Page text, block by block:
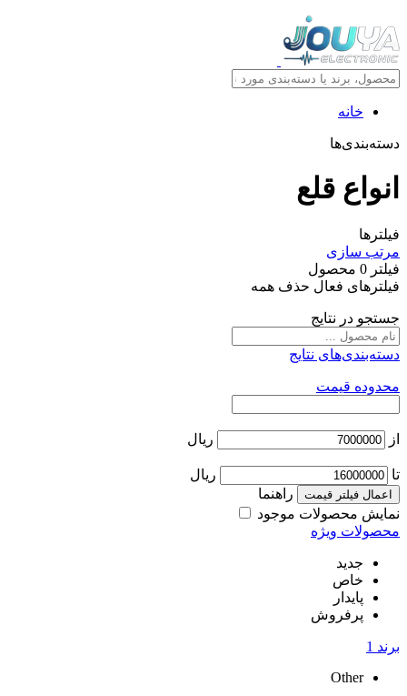
خانه
دسته‌بندی‌ها
انواع قلع
فیلترها
مرتب سازی
فیلتر 0 محصول
فیلترهای فعال حذف همه
جستجو در نتایج
دسته‌بندی‌های نتایج
محدوده قیمت
از ریال
تا ریال
اعمال فیلتر قیمت
راهنما
نمایش محصولات موجود
محصولات ویژه
جدید
خاص
پایدار
پرفروش
برند 1
Other